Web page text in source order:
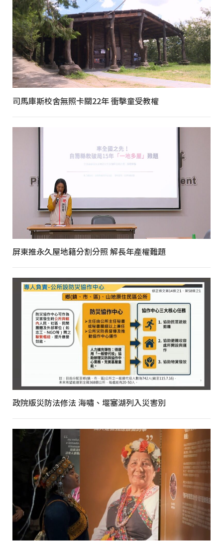
司馬庫斯校舍無照卡關22年 衝擊童受教權
屏東推永久屋地籍分割分照 解長年產權難題
政院版災防法修法 海嘯、堰塞湖列入災害別